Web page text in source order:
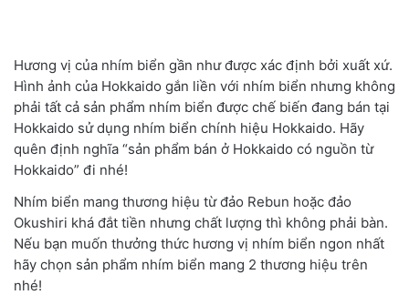
Hương vị của nhím biển gần như được xác định bởi xuất xứ.
Hình ảnh của Hokkaido gắn liền với nhím biển nhưng không
phải tất cả sản phẩm nhím biển được chế biến đang bán tại
Hokkaido sử dụng nhím biển chính hiệu Hokkaido. Hãy
quên định nghĩa “sản phẩm bán ở Hokkaido có nguồn từ
Hokkaido” đi nhé!
Nhím biển mang thương hiệu từ đảo Rebun hoặc đảo
Okushiri khá đắt tiền nhưng chất lượng thì không phải bàn.
Nếu bạn muốn thưởng thức hương vị nhím biển ngon nhất
hãy chọn sản phẩm nhím biển mang 2 thương hiệu trên
nhé!